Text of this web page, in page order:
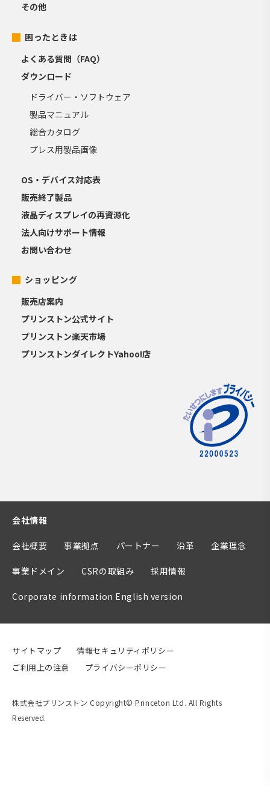
その他
困ったときは
よくある質問（FAQ）
ダウンロード
ドライバー・ソフトウェア
製品マニュアル
総合カタログ
プレス用製品画像
OS・デバイス対応表
販売終了製品
液晶ディスプレイの再資源化
法人向けサポート情報
お問い合わせ
ショッピング
販売店案内
プリンストン公式サイト
プリンストン楽天市場
プリンストンダイレクトYahoo!店
会社情報
会社概要 事業拠点 パートナー 沿革 企業理念
事業ドメイン CSRの取組み 採用情報
Corporate information English version
サイトマップ
情報セキュリティポリシー
ご利用上の注意
プライバシーポリシー
株式会社プリンストン Copyright© Princeton Ltd. All Rights
Reserved.